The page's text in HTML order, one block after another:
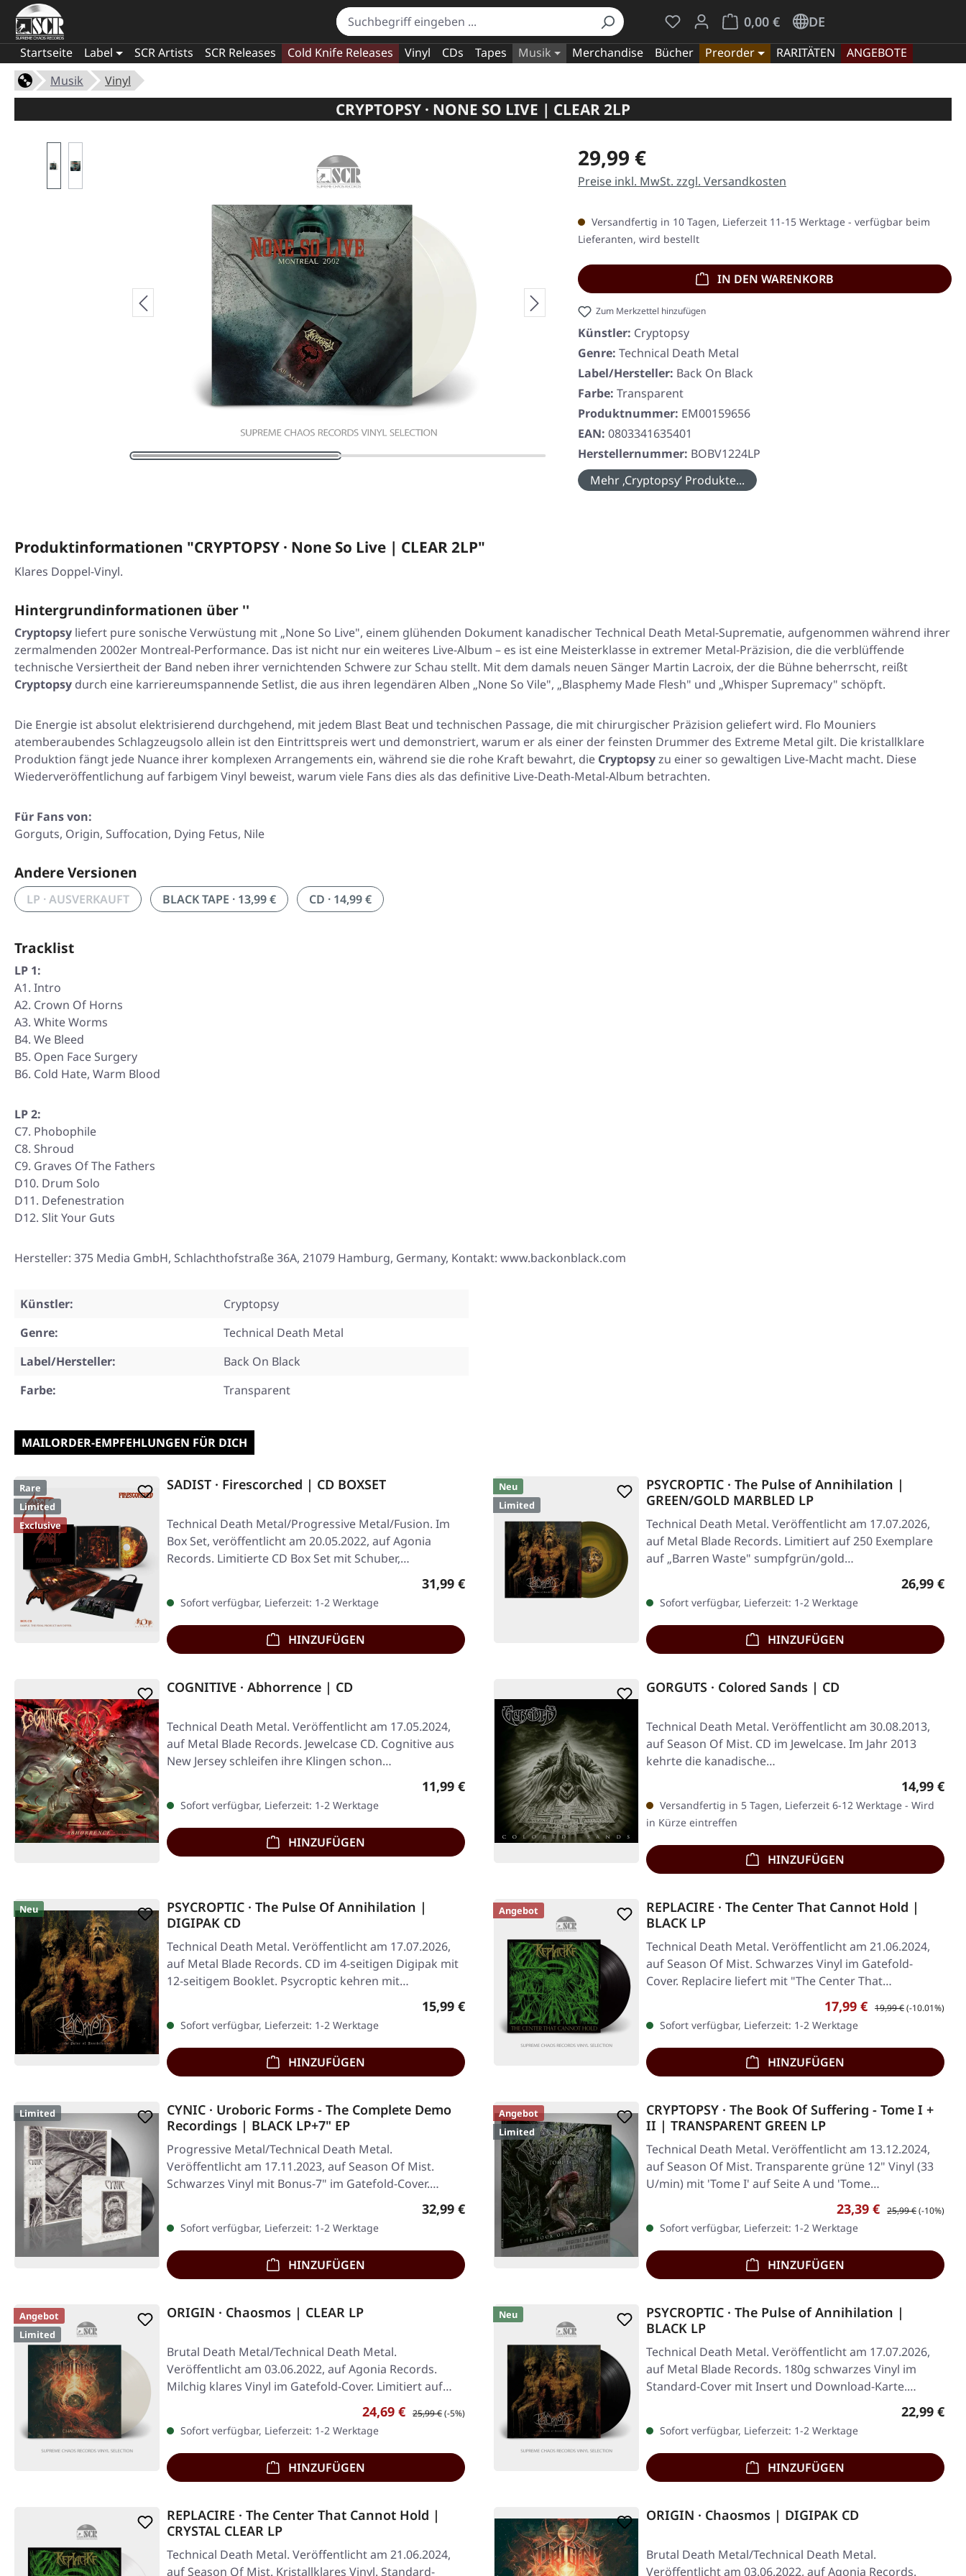
Du hast 0 Produkte auf dem Merkzettel
0,00 €
Warenkorb enthält 0 Positionen. Der
DE
Startseite Label SCR Artists SCR Releases Cold Knife Releases Vinyl CDs Tapes Musik Merchandise Bücher Preorder RARITÄTEN
ANGEBOTE
Musik
Vinyl
CRYPTOPSY · NONE SO LIVE | CLEAR 2LP
Regulärer Preis:
29,99 €
Preise inkl. MwSt. zzgl. Versandkosten
Versandfertig in 10 Tagen, Lieferzeit 11-15 Werktage - verfügbar beim
Lieferanten, wird bestellt
IN DEN WARENKORB
Zum Merkzettel hinzufügen
Künstler: Cryptopsy
Genre: Technical Death Metal
Label/Hersteller: Back On Black
Farbe: Transparent
Produktnummer: EM00159656
EAN: 0803341635401
Herstellernummer: BOBV1224LP
Mehr ‚Cryptopsy‘ Produkte...
Produktinformationen "CRYPTOPSY · None So Live | CLEAR 2LP"
Klares Doppel-Vinyl.
Hintergrundinformationen über ''
Cryptopsy liefert pure sonische Verwüstung mit „None So Live", einem glühenden Dokument kanadischer Technical Death Metal-Suprematie, aufgenommen während ihrer
zermalmenden 2002er Montreal-Performance. Das ist nicht nur ein weiteres Live-Album – es ist eine Meisterklasse in extremer Metal-Präzision, die die verblüffende
technische Versiertheit der Band neben ihrer vernichtenden Schwere zur Schau stellt. Mit dem damals neuen Sänger Martin Lacroix, der die Bühne beherrscht, reißt
Cryptopsy durch eine karriereumspannende Setlist, die aus ihren legendären Alben „None So Vile", „Blasphemy Made Flesh" und „Whisper Supremacy" schöpft.
Die Energie ist absolut elektrisierend durchgehend, mit jedem Blast Beat und technischen Passage, die mit chirurgischer Präzision geliefert wird. Flo Mouniers
atemberaubendes Schlagzeugsolo allein ist den Eintrittspreis wert und demonstriert, warum er als einer der feinsten Drummer des Extreme Metal gilt. Die kristallklare
Produktion fängt jede Nuance ihrer komplexen Arrangements ein, während sie die rohe Kraft bewahrt, die Cryptopsyzu einer so gewaltigen Live-Macht macht. Diese
Wiederveröffentlichung auf farbigem Vinyl beweist, warum viele Fans dies als das definitive Live-Death-Metal-Album betrachten.
Für Fans von:
Gorguts, Origin, Suffocation, Dying Fetus, Nile
Andere Versionen
LP · AUSVERKAUFT BLACK TAPE · 13,99 € CD · 14,99 €
Tracklist
LP 1:
A1. Intro
A2. Crown Of Horns
A3. White Worms
B4. We Bleed
B5. Open Face Surgery
B6. Cold Hate, Warm Blood
LP 2:
C7. Phobophile
C8. Shroud
C9. Graves Of The Fathers
D10. Drum Solo
D11. Defenestration
D12. Slit Your Guts
Hersteller: 375 Media GmbH, Schlachthofstraße 36A, 21079 Hamburg, Germany, Kontakt: www.backonblack.com
Künstler:
Cryptopsy
Genre:
Technical Death Metal
Label/Hersteller:
Back On Black
Farbe:
Transparent
MAILORDER-EMPFEHLUNGEN FÜR DICH
Rare
Limited
Exclusive
SADIST · Firescorched | CD BOXSET
Technical Death Metal/Progressive Metal/Fusion. Im
Box Set, veröffentlicht am 20.05.2022, auf Agonia
Records. Limitierte CD Box Set mit Schuber,…
Regulärer Preis:
31,99 €
Sofort verfügbar, Lieferzeit: 1-2 Werktage
HINZUFÜGEN
Neu
Limited
PSYCROPTIC · The Pulse of Annihilation |
GREEN/GOLD MARBLED LP
Technical Death Metal. Veröffentlicht am 17.07.2026,
auf Metal Blade Records. Limitiert auf 250 Exemplare
auf „Barren Waste" sumpfgrün/gold…
Regulärer
26,99 €
Sofort verfügbar, Lieferzeit: 1-2 Werktage
HINZUFÜGEN
COGNITIVE · Abhorrence | CD
Technical Death Metal. Veröffentlicht am 17.05.2024,
auf Metal Blade Records. Jewelcase CD. Cognitive aus
New Jersey schleifen ihre Klingen schon…
Regulärer Preis:
11,99 €
Sofort verfügbar, Lieferzeit: 1-2 Werktage
HINZUFÜGEN
GORGUTS · Colored Sands | CD
Technical Death Metal. Veröffentlicht am 30.08.2013,
auf Season Of Mist. CD im Jewelcase. Im Jahr 2013
kehrte die kanadische…
Regulärer
14,99 €
Versandfertig in 5 Tagen, Lieferzeit 6-12 Werktage - Wird
in Kürze eintreffen
HINZUFÜGEN
Neu
PSYCROPTIC · The Pulse Of Annihilation |
DIGIPAK CD
Technical Death Metal. Veröffentlicht am 17.07.2026,
auf Metal Blade Records. CD im 4-seitigen Digipak mit
12-seitigem Booklet. Psycroptic kehren mit…
Regulärer Preis:
15,99 €
Sofort verfügbar, Lieferzeit: 1-2 Werktage
HINZUFÜGEN
Angebot
REPLACIRE · The Center That Cannot Hold |
BLACK LP
Technical Death Metal. Veröffentlicht am 21.06.2024,
auf Season Of Mist. Schwarzes Vinyl im Gatefold-
Cover. Replacire liefert mit "The Center That…
Verkaufspreis:
17,99 € Regulärer Preis:
19,99 €(-10.01%)
Sofort verfügbar, Lieferzeit: 1-2 Werktage
HINZUFÜGEN
Limited
CYNIC · Uroboric Forms - The Complete Demo
Recordings | BLACK LP+7" EP
Progressive Metal/Technical Death Metal.
Veröffentlicht am 17.11.2023, auf Season Of Mist.
Schwarzes Vinyl mit Bonus-7" im Gatefold-Cover.
Regulärer Preis:
32,99 €
Sofort verfügbar, Lieferzeit: 1-2 Werktage
HINZUFÜGEN
Angebot
Limited
CRYPTOPSY · The Book Of Suffering - Tome I +
II | TRANSPARENT GREEN LP
Technical Death Metal. Veröffentlicht am 13.12.2024,
auf Season Of Mist. Transparente grüne 12" Vinyl (33
U/min) mit 'Tome I' auf Seite A und 'Tome…
Verkaufspreis:
23,39 € Regulärer Preis:
25,99 €(-10%)
Sofort verfügbar, Lieferzeit: 1-2 Werktage
HINZUFÜGEN
Angebot
Limited
ORIGIN · Chaosmos | CLEAR LP
Brutal Death Metal/Technical Death Metal.
Veröffentlicht am 03.06.2022, auf Agonia Records.
Milchig klares Vinyl im Gatefold-Cover. Limitiert auf
Verkaufspreis:
24,69 € Regulärer Preis:
25,99 €(-5%)
Sofort verfügbar, Lieferzeit: 1-2 Werktage
HINZUFÜGEN
Neu
PSYCROPTIC · The Pulse of Annihilation |
BLACK LP
Technical Death Metal. Veröffentlicht am 17.07.2026,
auf Metal Blade Records. 180g schwarzes Vinyl im
Standard-Cover mit Insert und Download-Karte.…
Regulärer
22,99 €
Sofort verfügbar, Lieferzeit: 1-2 Werktage
HINZUFÜGEN
REPLACIRE · The Center That Cannot Hold |
CRYSTAL CLEAR LP
Technical Death Metal. Veröffentlicht am 21.06.2024,
auf Season Of Mist. Kristallklares Vinyl. Standard-
ORIGIN · Chaosmos | DIGIPAK CD
Brutal Death Metal/Technical Death Metal.
Veröffentlicht am 03.06.2022, auf Agonia Records.